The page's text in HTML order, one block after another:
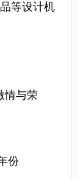
等设计机
情与荣
份